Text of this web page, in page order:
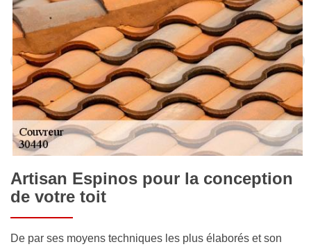
Artisan Espinos pour la conception
de votre toit
De par ses moyens techniques les plus élaborés et son